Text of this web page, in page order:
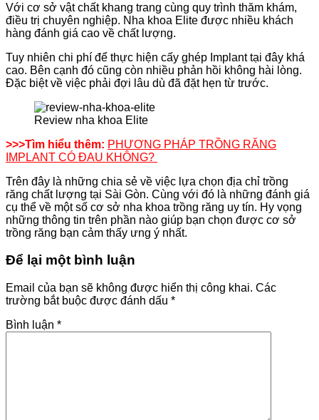
Với cơ sở vật chất khang trang cùng quy trình thăm khám,
điều trị chuyên nghiệp. Nha khoa Elite được nhiều khách
hàng đánh giá cao về chất lượng.
Tuy nhiên chi phí để thực hiện cấy ghép Implant tại đây khá
cao. Bên cạnh đó cũng còn nhiều phản hồi không hài lòng.
Đặc biệt về việc phải đợi lâu dù đã đặt hẹn từ trước.
Review nha khoa Elite
>>>Tìm hiểu thêm: PHƯƠNG PHÁP TRỒNG RĂNG
IMPLANT CÓ ĐAU KHÔNG?
Trên đây là những chia sẻ về việc lựa chọn địa chỉ trồng
răng chất lượng tại Sài Gòn. Cùng với đó là những đánh giá
cụ thể về một số cơ sở nha khoa trồng răng uy tín. Hy vọng
những thông tin trên phần nào giúp bạn chọn được cơ sở
trồng răng bạn cảm thấy ưng ý nhất.
Để lại một bình luận
Email của bạn sẽ không được hiển thị công khai. Các
trường bắt buộc được đánh dấu *
Bình luận *